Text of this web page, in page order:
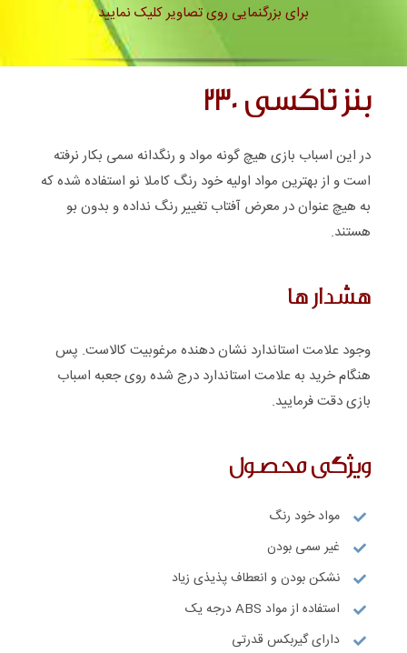
برای بزرگنمایی روی تصاویر کلیک نمایید
بنز تاکسی 230
در این اسباب بازی هیچ گونه مواد و رنگدانه سمی بکار نرفته
است و از بهترین مواد اولیه خود رنگ کاملا نو استفاده شده که
به هیچ عنوان در معرض آفتاب تغییر رنگ نداده و بدون بو
هستند.
هشدار ها
وجود علامت استاندارد نشان دهنده مرغوبیت کالاست. پس
هنگام خرید به علامت استاندارد درج شده روی جعبه اسباب
بازی دقت فرمایید.
ویژگی محصول
مواد خود رنگ
غیر سمی بودن
نشکن بودن و انعطاف پذیذی زیاد
استفاده از مواد ABS درجه یک
دارای گیربکس قدرتی